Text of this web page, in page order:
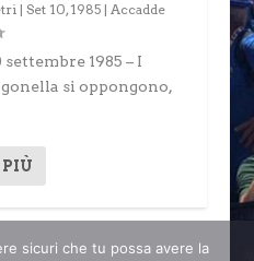
| Set 10, 1985| Accadde
settembre 1985 – I
si oppongono,
PIÙ
sicuri che tu possa avere la